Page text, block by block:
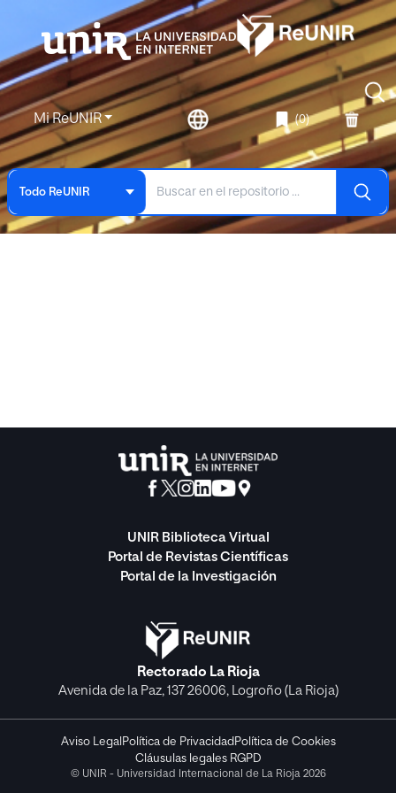
Mi ReUNIR (0)
Todo ReUNIR
UNIR Biblioteca Virtual
Portal de Revistas Científicas
Portal de la Investigación
Rectorado La Rioja
Avenida de la Paz, 137 26006, Logroño (La Rioja)
Aviso Legal Política de Privacidad Política de Cookies
Cláusulas legales RGPD
© UNIR - Universidad Internacional de La Rioja 2026